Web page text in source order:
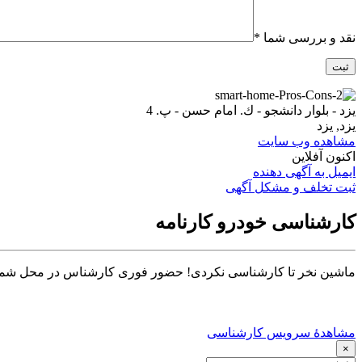
نقد و بررسی شما *
يزد - بلوار دانشجو - ك. امام حسن - پ. 4
یزد, یزد
مشاهده وب سایت
اکنون آفلاین
ایمیل به آگهی دهنده
ثبت تخلف و مشکل آگهی
کارشناسی خودرو کارنامه
ماشین نخر تا کارشناسی نکردی! حضور فوری کارشناس در محل شما تا ۳۰
مشاهدهٔ سرویس کارشناسی
×